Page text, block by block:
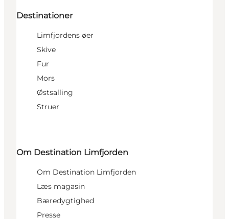
Destinationer
Limfjordens øer
Skive
Fur
Mors
Østsalling
Struer
Om Destination Limfjorden
Om Destination Limfjorden
Læs magasin
Bæredygtighed
Presse